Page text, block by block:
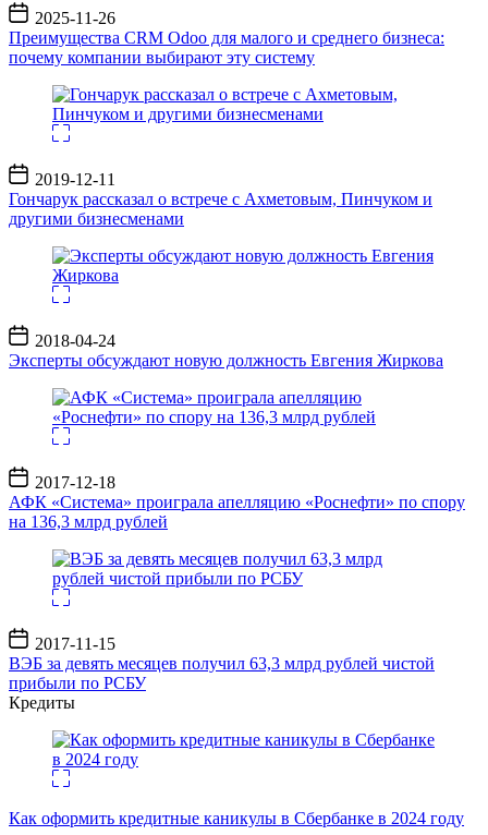
Дата
записи
2025-11-26
Преимущества CRM Odoo для малого и среднего бизнеса:
почему компании выбирают эту систему
Дата
записи
2019-12-11
Гончарук рассказал о встрече с Ахметовым, Пинчуком и
другими бизнесменами
Дата
записи
2018-04-24
Эксперты обсуждают новую должность Евгения Жиркова
Дата
записи
2017-12-18
АФК «Система» проиграла апелляцию «Роснефти» по спору
на 136,3 млрд рублей
Дата
записи
2017-11-15
ВЭБ за девять месяцев получил 63,3 млрд рублей чистой
прибыли по РСБУ
Кредиты
Как оформить кредитные каникулы в Сбербанке в 2024 году